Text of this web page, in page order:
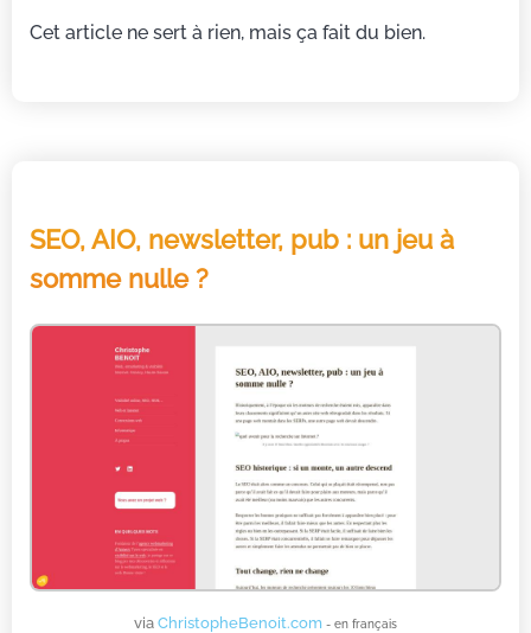
Cet article ne sert à rien, mais ça fait du bien.
SEO, AIO, newsletter, pub : un jeu à
somme nulle ?
via ChristopheBenoit.com - en français